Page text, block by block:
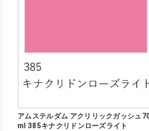
アムステルダム アクリリックガッシュ70
ml 385キナクリドンローズライト